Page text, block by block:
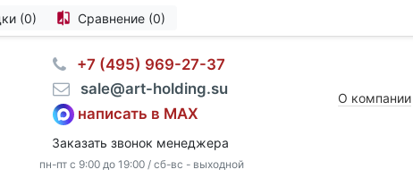
(0) Сравнение (0)
⠀+7 (495) 969-27-37
⠀sale@art-holding.su
написать в MAX
Заказать звонок менеджера
пн-пт с 9:00 до 19:00 / сб-вс - выходной
О компании